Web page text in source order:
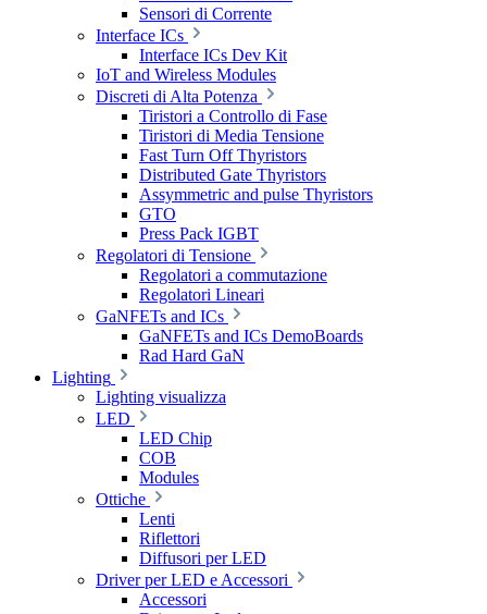
Sensori di Corrente
Interface ICs
Interface ICs Dev Kit
IoT and Wireless Modules
Discreti di Alta Potenza
Tiristori a Controllo di Fase
Tiristori di Media Tensione
Fast Turn Off Thyristors
Distributed Gate Thyristors
Assymmetric and pulse Thyristors
GTO
Press Pack IGBT
Regolatori di Tensione
Regolatori a commutazione
Regolatori Lineari
GaNFETs and ICs
GaNFETs and ICs DemoBoards
Rad Hard GaN
Lighting
Lighting visualizza
LED
LED Chip
COB
Modules
Ottiche
Lenti
Riflettori
Diffusori per LED
Driver per LED e Accessori
Accessori